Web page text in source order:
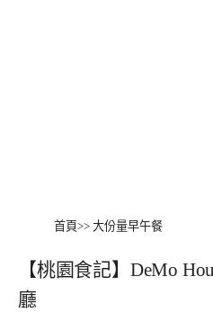
首頁>> 大份量早午餐
【桃園食記】DeMo
廳